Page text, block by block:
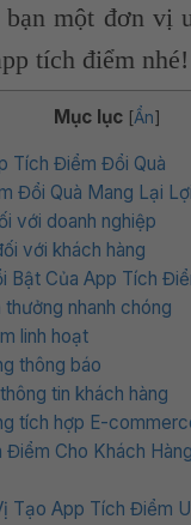
một đơn vị
tích điểm nhé!
Mục lục [Ẩn]
Tích Điểm Đổi Quà
Đổi Quà Mang Lại
với doanh nghiệp
với khách hàng
Bật Của App Tích
thưởng nhanh chóng
linh hoạt
thông báo
tin khách hàng
tích hợp E-
Điểm Cho Khách
Tạo App Tích Điểm